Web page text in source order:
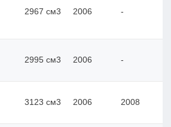
2967 см3 2006 -
2995 см3 2006 -
3123 см3 2006 2008